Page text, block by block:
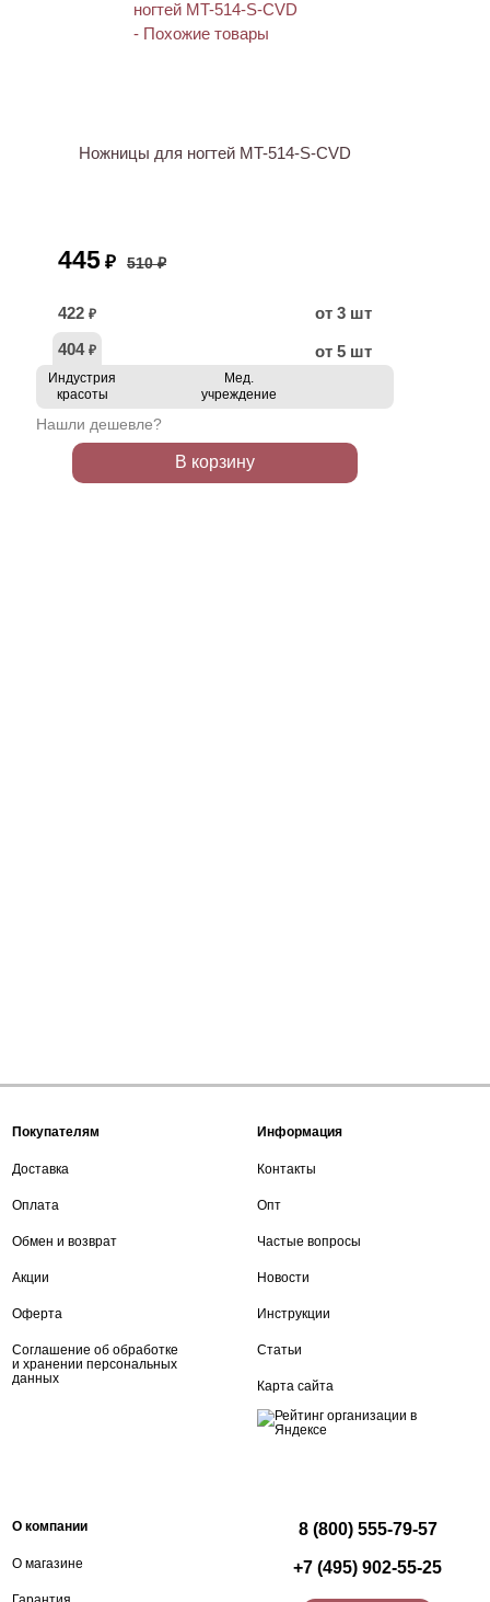
Ножницы для ногтей MT-514-S-CVD
445 ₽ 510 ₽
422 ₽
от 3 шт
404 ₽ от 5 шт
Индустрия
красоты
Мед.
учреждение
Нашли дешевле?
В корзину
Покупателям
Доставка
Оплата
Обмен и возврат
Акции
Оферта
Соглашение об обработке
и хранении персональных
данных
Информация
Контакты
Опт
Частые вопросы
Новости
Инструкции
Статьи
Карта сайта
О компании
О магазине
8 (800) 555-79-57
+7 (495) 902-55-25